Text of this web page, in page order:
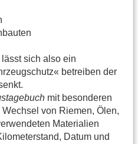
sich also ein
betreiben der
mit besonderen
von Riemen, Ölen,
Materialien
Datum und